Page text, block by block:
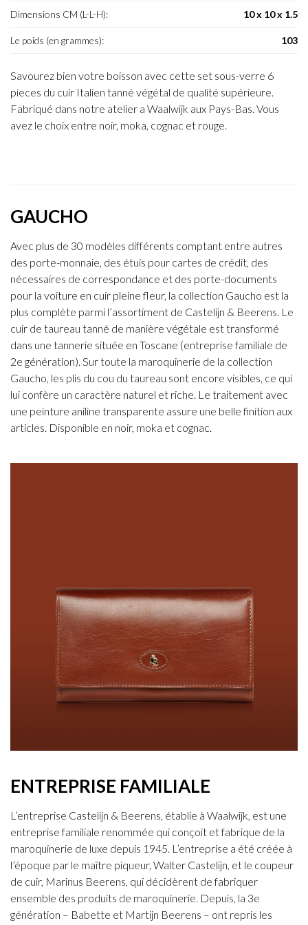
Dimensions CM (L-L-H): 10 x 10 x 1.5
Le poids (en grammes): 103
Savourez bien votre boisson avec cette set sous-verre 6
pieces du cuir Italien tanné végétal de qualité supérieure.
Fabriqué dans notre atelier a Waalwijk aux Pays-Bas. Vous
avez le choix entre noir, moka, cognac et rouge.
GAUCHO
Avec plus de 30 modèles différents comptant entre autres
des porte-monnaie, des étuis pour cartes de crédit, des
nécessaires de correspondance et des porte-documents
pour la voiture en cuir pleine fleur, la collection Gaucho est la
plus complète parmi l’assortiment de Castelijn & Beerens. Le
cuir de taureau tanné de manière végétale est transformé
dans une tannerie située en Toscane (entreprise familiale de
2e génération). Sur toute la maroquinerie de la collection
Gaucho, les plis du cou du taureau sont encore visibles, ce qui
lui confère un caractère naturel et riche. Le traitement avec
une peinture aniline transparente assure une belle finition aux
articles. Disponible en noir, moka et cognac.
ENTREPRISE FAMILIALE
L’entreprise Castelijn & Beerens, établie à Waalwijk, est une
entreprise familiale renommée qui conçoit et fabrique de la
maroquinerie de luxe depuis 1945. L’entreprise a été créée à
l’époque par le maître piqueur, Walter Castelijn, et le coupeur
de cuir, Marinus Beerens, qui décidèrent de fabriquer
ensemble des produits de maroquinerie. Depuis, la 3e
génération – Babette et Martijn Beerens – ont repris les